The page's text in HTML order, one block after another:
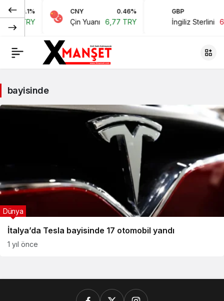
0.1%
0,64 TRY
CNY 0.46%
Çin Yuanı 6,77 TRY
GBP
İngiliz Sterlini
bayisinde
İtalya’da Tesla bayisinde 17 otomobil yandı
Dünya
1 yıl önce